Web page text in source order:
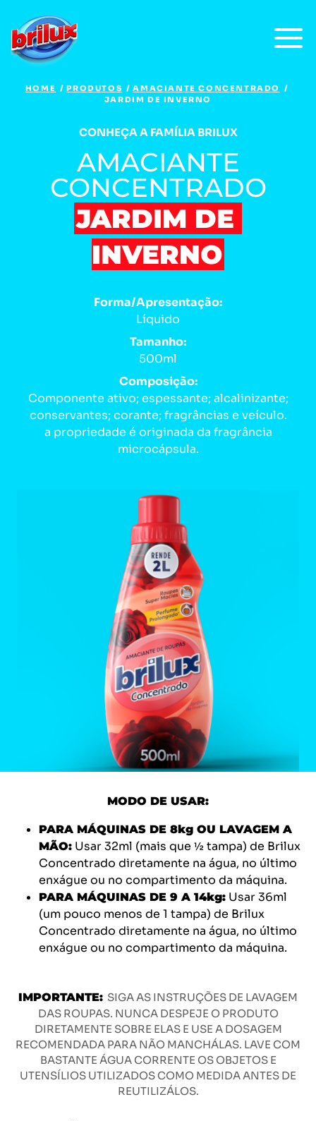
HOME PRODUTOS
AMACIANTE CONCENTRADO
JARDIM DE INVERNO
CONHEÇA A FAMÍLIA BRILUX
AMACIANTE
CONCENTRADO
JARDIM DE
INVERNO
Forma/Apresentação:
Líquido
Tamanho:
500ml
Composição:
Componente ativo; espessante; alcalinizante;
conservantes; corante; fragrâncias e veículo.
a propriedade é originada da fragrância
microcápsula.
MODO DE USAR:
PARA MÁQUINAS DE 8kg OU LAVAGEM A
MÃO: Usar 32ml (mais que ½ tampa) de Brilux
Concentrado diretamente na água, no último
enxágue ou no compartimento da máquina.
PARA MÁQUINAS DE 9 A 14kg: Usar 36ml
(um pouco menos de 1 tampa) de Brilux
Concentrado diretamente na água, no último
enxágue ou no compartimento da máquina.
IMPORTANTE: SIGA AS INSTRUÇÕES DE LAVAGEM
DAS ROUPAS. NUNCA DESPEJE O PRODUTO
DIRETAMENTE SOBRE ELAS E USE A DOSAGEM
RECOMENDADA PARA NÃO MANCHÁLAS. LAVE COM
BASTANTE ÁGUA CORRENTE OS OBJETOS E
UTENSÍLIOS UTILIZADOS COMO MEDIDA ANTES DE
REUTILIZÁLOS.